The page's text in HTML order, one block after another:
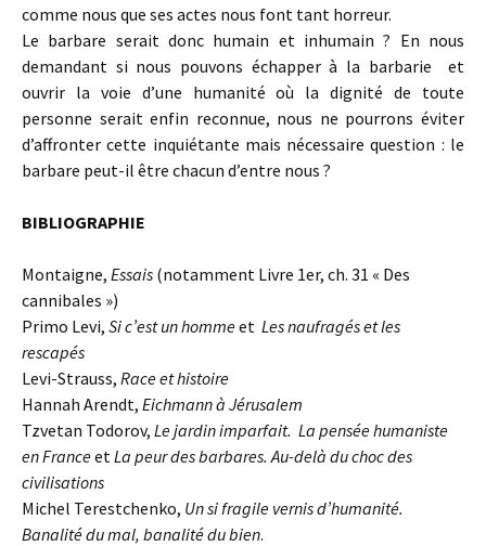
comme nous que ses actes nous font tant horreur.
Le barbare serait donc humain et inhumain ? En nous
demandant si nous pouvons échapper à la barbarie et
ouvrir la voie d’une humanité où la dignité de toute
personne serait enfin reconnue, nous ne pourrons éviter
d’affronter cette inquiétante mais nécessaire question : le
barbare peut-il être chacun d’entre nous ?
BIBLIOGRAPHIE
Montaigne, Essais (notamment Livre 1er, ch. 31 « Des
cannibales »)
Primo Levi, Si c’est un hommeet Les naufragés et les
rescapés
Levi-Strauss, Race et histoire
Hannah Arendt, Eichmann à Jérusalem
Tzvetan Todorov, Le jardin imparfait. La pensée humaniste
en FranceetLa peur des barbares. Au-delà du choc des
civilisations
Michel Terestchenko, Un si fragile vernis d’humanité.
Banalité du mal, banalité du bien.